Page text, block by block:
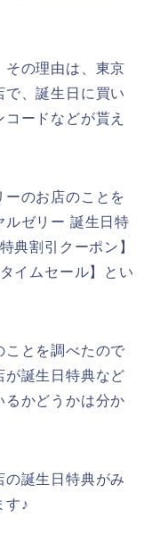
その理由は、東京
、誕生日に買い
ードなどが貰え
のお店のことを
ルゼリー 誕生日特
典割引クーポン】
イムセール】とい
ことを調べたので
が誕生日特典など
るかどうかは分か
誕生日特典がみ
す♪